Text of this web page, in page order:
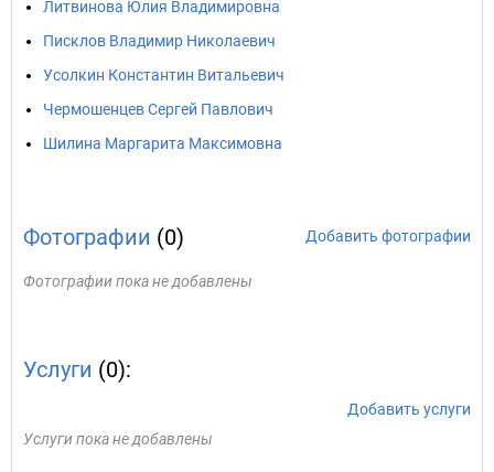
Литвинова Юлия Владимировна
Писклов Владимир Николаевич
Усолкин Константин Витальевич
Чермошенцев Сергей Павлович
Шилина Маргарита Максимовна
Фотографии (0) Добавить фотографии
Фотографии пока не добавлены
Услуги (0):
Добавить услуги
Услуги пока не добавлены